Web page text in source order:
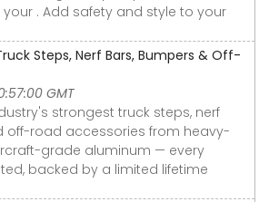
your . Add safety and style to your
Steps, Nerf Bars, Bumpers & Off-
GMT
strongest truck steps, nerf
off-road accessories from heavy-
grade aluminum — every
backed by a limited lifetime